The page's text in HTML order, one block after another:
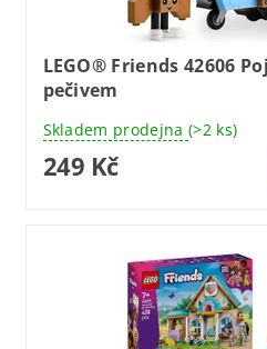
LEGO® Friends 42606
pečivem
Skladem prodejna (>2 ks)
249 Kč